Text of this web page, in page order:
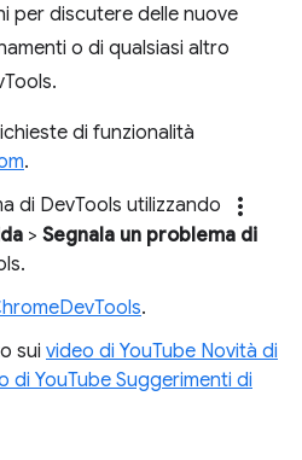
per discutere delle nuove
o di qualsiasi altro
di funzionalità
.
di DevTools utilizzando
more_vert
> Segnala un problema di
.
sui video di YouTube Novità di
di YouTube Suggerimenti di